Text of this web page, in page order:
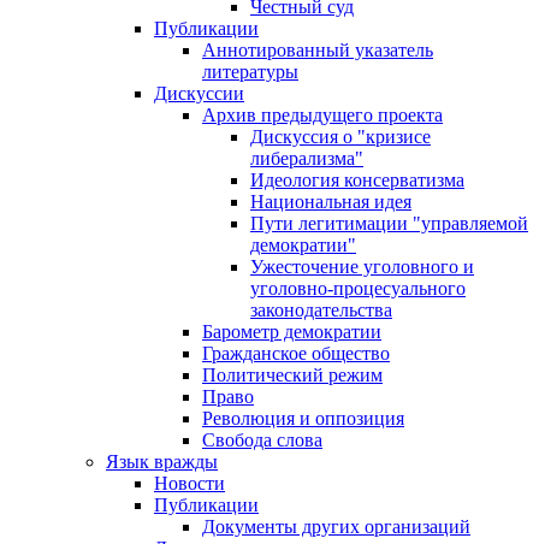
Честный суд
Публикации
Аннотированный указатель
литературы
Дискуссии
Архив предыдущего проекта
Дискуссия о "кризисе
либерализма"
Идеология консерватизма
Национальная идея
Пути легитимации "управляемой
демократии"
Ужесточение уголовного и
уголовно-процесуального
законодательства
Барометр демократии
Гражданское общество
Политический режим
Право
Революция и оппозиция
Свобода слова
Язык вражды
Новости
Публикации
Документы других организаций